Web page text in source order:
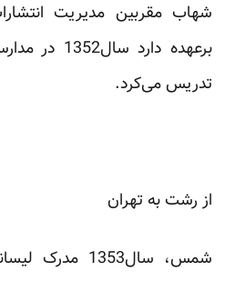
شهاب مقربین مدیریت
برعهده
تدریس می‌کرد.
از رشت به تهران
شمس، سال1353